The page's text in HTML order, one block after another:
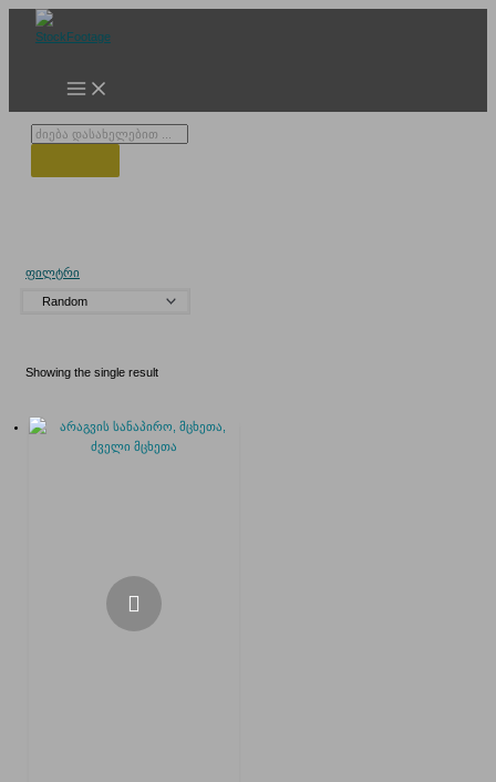
Products
ფილტრი
Showing the single result